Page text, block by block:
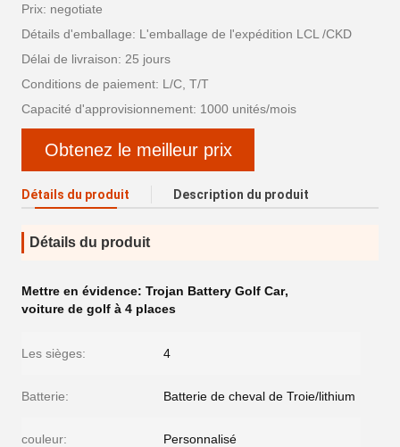
Prix: negotiate
Détails d'emballage: L'emballage de l'expédition LCL /CKD
Délai de livraison: 25 jours
Conditions de paiement: L/C, T/T
Capacité d'approvisionnement: 1000 unités/mois
Obtenez le meilleur prix
Détails du produit Description du produit
Détails du produit
Mettre en évidence: Trojan Battery Golf Car,
voiture de golf à 4 places
Les sièges: 4
Batterie: Batterie de cheval de Troie/lithium
couleur: Personnalisé